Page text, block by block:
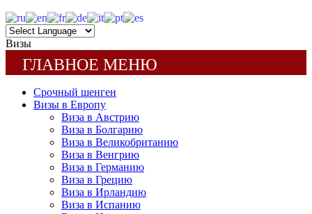
Визы
ГЛАВНОЕ МЕНЮ
Срочный шенген
Визы в Европу
Виза в Австрию
Виза в Болгарию
Виза в Великобританию
Виза в Венгрию
Виза в Германию
Виза в Грецию
Виза в Ирландию
Виза в Испанию